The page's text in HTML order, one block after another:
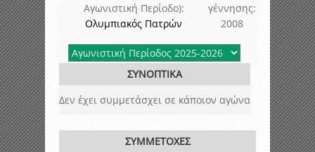
Αγωνιστική Περίοδο):
Ολυμπιακός Πατρών
γέννησης:
2008
ΣΥΝΟΠΤΙΚΑ
Δεν έχει συμμετάσχει σε κάποιον αγώνα
ΣΥΜΜΕΤΟΧΕΣ